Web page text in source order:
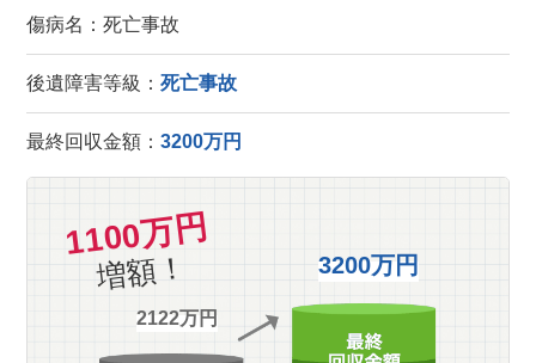
傷病名：死亡事故
後遺障害等級：死亡事故
最終回収金額：3200万円
1100万円
増額！
2122万円
3200万円